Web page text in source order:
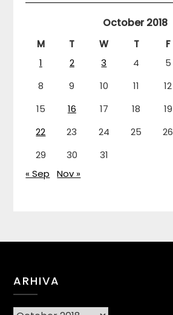
October 2018
M T W T F
1
2 3 4 5
8
9 10 11 12
15
16 17 18 19
22
23 24 25 26
29
30
31
« Sep
Nov »
ARHIVA